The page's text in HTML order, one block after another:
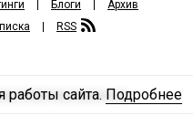
Блоги
Архив
RSS
конфиденциальности
сайта. Подробнее